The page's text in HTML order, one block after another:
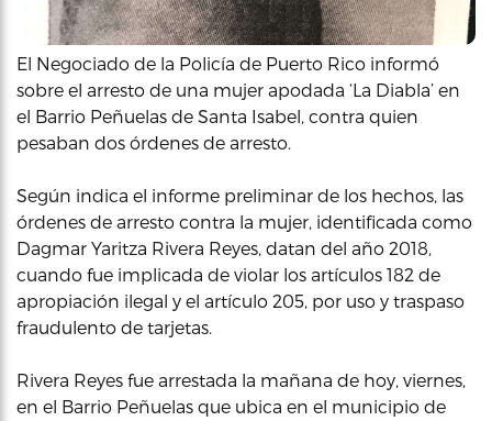
El Negociado de la Policía de Puerto Rico informó
sobre el arresto de una mujer apodada ‘La Diabla’ en
el Barrio Peñuelas de Santa Isabel, contra quien
pesaban dos órdenes de arresto.
Según indica el informe preliminar de los hechos, las
órdenes de arresto contra la mujer, identificada como
Dagmar Yaritza Rivera Reyes, datan del año 2018,
cuando fue implicada de violar los artículos 182 de
apropiación ilegal y el artículo 205, por uso y traspaso
fraudulento de tarjetas.
Rivera Reyes fue arrestada la mañana de hoy, viernes,
en el Barrio Peñuelas que ubica en el municipio de